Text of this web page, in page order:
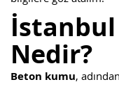
Nedir?
Beton kumu,